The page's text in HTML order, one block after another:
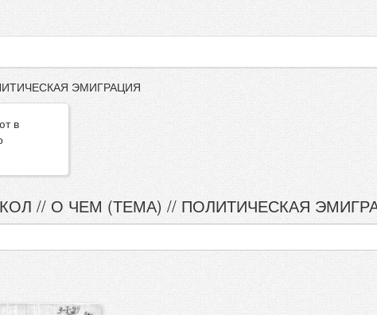
ЭМИГРАЦИЯ
в
// О ЧЕМ (ТЕМА) // ПОЛИТИЧЕСКАЯ